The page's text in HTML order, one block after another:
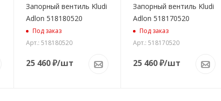
Запорный вентиль Kludi
Adlon 518180520
Под заказ
Арт.: 518180520
25 460₽/шт
Запорный вентиль Kludi
Adlon 518170520
Под заказ
Арт.: 518170520
25 460₽/шт